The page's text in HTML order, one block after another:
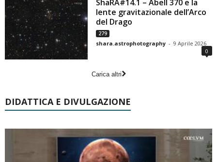
ShaRA#14.1 – Abell 370 e la
lente gravitazionale dell’Arco
del Drago
279
shara.astrophotography - 9 Aprile 2026
0
Carica altri
DIDATTICA E DIVULGAZIONE